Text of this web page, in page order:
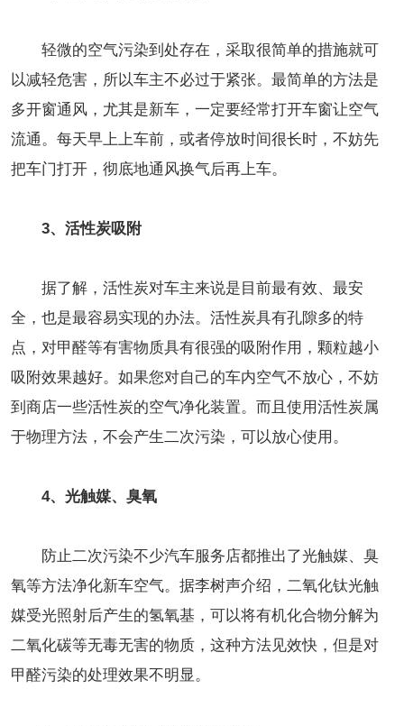
轻微的空气污染到处存在，采取很简单的措施就可
以减轻危害，所以车主不必过于紧张。最简单的方法是
多开窗通风，尤其是新车，一定要经常打开车窗让空气
流通。每天早上上车前，或者停放时间很长时，不妨先
把车门打开，彻底地通风换气后再上车。
3、活性炭吸附
据了解，活性炭对车主来说是目前最有效、最安
全，也是最容易实现的办法。活性炭具有孔隙多的特
点，对甲醛等有害物质具有很强的吸附作用，颗粒越小
吸附效果越好。如果您对自己的车内空气不放心，不妨
到商店一些活性炭的空气净化装置。而且使用活性炭属
于物理方法，不会产生二次污染，可以放心使用。
4、光触媒、臭氧
防止二次污染不少汽车服务店都推出了光触媒、臭
氧等方法净化新车空气。据李树声介绍，二氧化钛光触
媒受光照射后产生的氢氧基，可以将有机化合物分解为
二氧化碳等无毒无害的物质，这种方法见效快，但是对
甲醛污染的处理效果不明显。